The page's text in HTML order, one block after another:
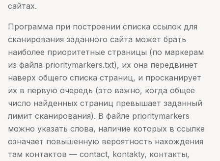
сайтах.
Программа при построении списка ссылок для
сканирования заданного сайта может брать
наиболее приоритетные страницы (по маркерам
из файла prioritymarkers.txt), их она передвинет
наверх общего списка страниц, и просканирует
их в первую очередь (это важно, когда общее
число найденных страниц превышает заданный
лимит сканирования). В файле prioritymarkers
можно указать слова, наличие которых в ссылке
означает повышенную вероятность нахождения
там контактов — contact, kontakty, контакты,